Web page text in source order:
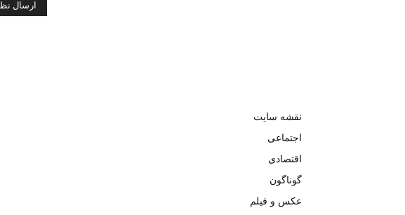
نقشه سایت
اجتماعی
اقتصادی
گوناگون
عکس و فیلم